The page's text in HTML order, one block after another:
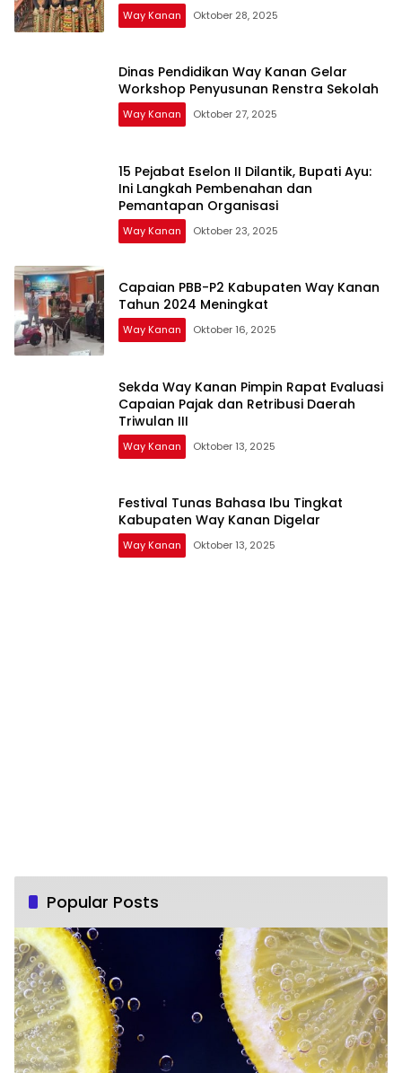
Way Kanan Oktober 28, 2025
Dinas Pendidikan Way Kanan Gelar
Workshop Penyusunan Renstra Sekolah
Way Kanan Oktober 27, 2025
15 Pejabat Eselon II Dilantik, Bupati Ayu:
Ini Langkah Pembenahan dan
Pemantapan Organisasi
Way Kanan Oktober 23, 2025
Capaian PBB-P2 Kabupaten Way Kanan
Tahun 2024 Meningkat
Way Kanan Oktober 16, 2025
Sekda Way Kanan Pimpin Rapat Evaluasi
Capaian Pajak dan Retribusi Daerah
Triwulan III
Way Kanan Oktober 13, 2025
Festival Tunas Bahasa Ibu Tingkat
Kabupaten Way Kanan Digelar
Way Kanan Oktober 13, 2025
Popular Posts